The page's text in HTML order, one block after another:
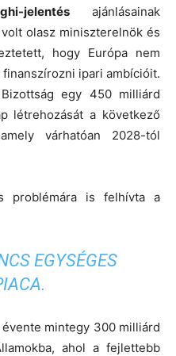
jelentés ajánlásainak
olasz miniszterelnök és
hogy Európa nem
ipari ambícióit.
egy 450 milliárd
létrehozását a következő
várhatóan 2028-tól
problémára is felhívta a
EGYSÉGES
mintegy 300 milliárd
ahol a fejlettebb